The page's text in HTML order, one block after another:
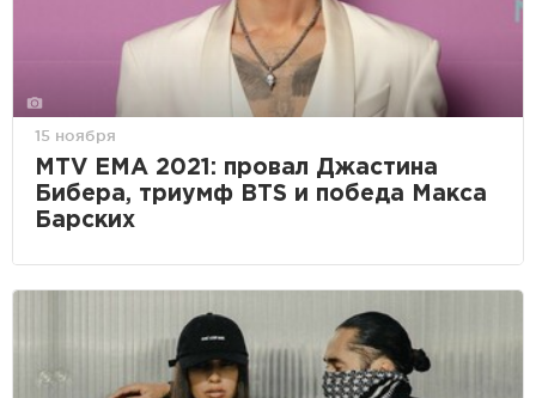
15 ноября
MTV EMA 2021: провал Джастина
Бибера, триумф BTS и победа Макса
Барских